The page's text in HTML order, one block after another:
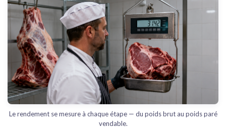
Le rendement se mesure à chaque étape — du poids brut au poids paré
vendable.